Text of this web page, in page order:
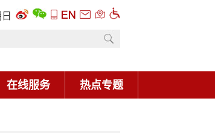
在线服务 热点专题